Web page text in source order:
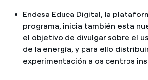
Endesa Educa Digital, la
programa, inicia también esta
el objetivo de divulgar sobre el
de la energía, y para ello
experimentación a os centros